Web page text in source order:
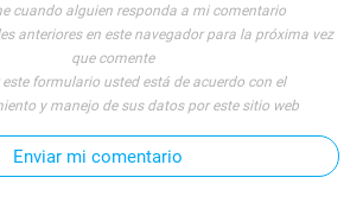
cuando alguien responda a mi comentario
anteriores en este navegador para la próxima vez
que comente
formulario usted está de acuerdo con el
y manejo de sus datos por este sitio web
Enviar mi comentario